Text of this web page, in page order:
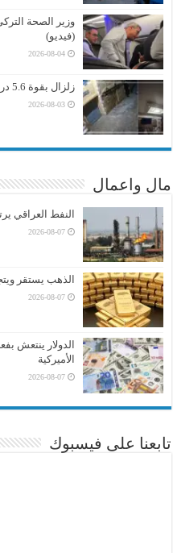
وزير الصحة
(فيديو)
2026-08-04
زلزال بقوة 5.6 درجات شمال شرق شرم الشيخ بمصر
2026-08-03
مال واعمال
النفط العراقي
2026-08-07
الذهب يستقر
2026-08-07
الدولار ينتعش
الأميركية
2026-08-07
تابعنا على فيسبوك